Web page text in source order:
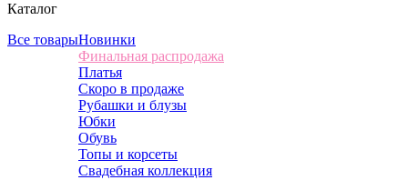
Каталог
Все товарыНовинки
Финальная распродажа
Платья
Скоро в продаже
Рубашки и блузы
Юбки
Обувь
Топы и корсеты
Свадебная коллекция